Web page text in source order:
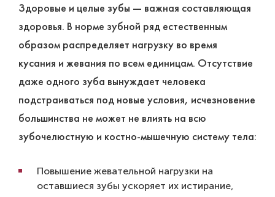
Здоровые и целые зубы ― важная составляющая
здоровья. В норме зубной ряд естественным
образом распределяет нагрузку во время
кусания и жевания по всем единицам. Отсутствие
даже одного зуба вынуждает человека
подстраиваться под новые условия, исчезновение
большинства не может не влиять на всю
зубочелюстную и костно-мышечную систему тела:
Повышение жевательной нагрузки на
оставшиеся зубы ускоряет их истирание,